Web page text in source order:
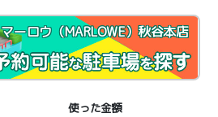
マーロウ（MARLOWE）秋谷本店
使った金額